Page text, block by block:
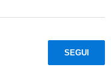
SEGUI